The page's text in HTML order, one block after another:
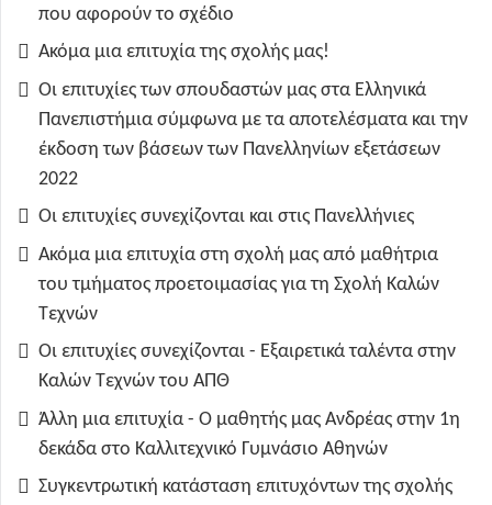
που αφορούν το σχέδιο
Ακόμα μια επιτυχία της σχολής μας!
Οι επιτυχίες των σπουδαστών μας στα Ελληνικά
Πανεπιστήμια σύμφωνα με τα αποτελέσματα και την
έκδοση των βάσεων των Πανελληνίων εξετάσεων
2022
Οι επιτυχίες συνεχίζονται και στις Πανελλήνιες
Ακόμα μια επιτυχία στη σχολή μας από μαθήτρια
του τμήματος προετοιμασίας για τη Σχολή Καλών
Τεχνών
Οι επιτυχίες συνεχίζονται - Εξαιρετικά ταλέντα στην
Καλών Τεχνών του ΑΠΘ
Άλλη μια επιτυχία - Ο μαθητής μας Ανδρέας στην 1η
δεκάδα στο Καλλιτεχνικό Γυμνάσιο Αθηνών
Συγκεντρωτική κατάσταση επιτυχόντων της σχολής